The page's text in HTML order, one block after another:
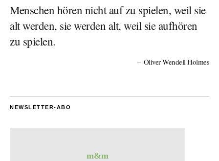
Menschen hören nicht auf zu spielen, weil sie
alt werden, sie werden alt, weil sie aufhören
zu spielen.
Oliver Wendell Holmes
NEWSLETTER-ABO
m&m